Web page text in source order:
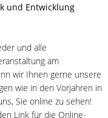
und Entwicklung
und alle
am
wir Ihnen gerne unsere
wie in den Vorjahren in
Sie online zu sehen!
Link für die Online-